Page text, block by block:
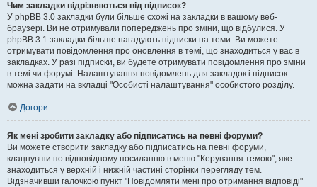
Чим закладки відрізняються від підписок?
У phpBB 3.0 закладки були більше схожі на закладки в вашому веб-
браузері. Ви не отримували попереджень про зміни, що відбулися. У
phpBB 3.1 закладки більше нагадують підписки на теми. Ви можете
отримувати повідомлення про оновлення в темі, що знаходиться у вас в
закладках. У разі підписки, ви будете отримувати повідомлення про зміни
в темі чи форумі. Налаштування повідомлень для закладок і підписок
можна задати на вкладці "Особисті налаштування" особистого розділу.
Догори
Як мені зробити закладку або підписатись на певні форуми?
Ви можете створити закладку або підписатись на певні форуми,
клацнувши по відповідному посиланню в меню "Керування темою", яке
знаходиться у верхній і нижній частині сторінки перегляду тем.
Відзначивши галочкою пункт "Повідомляти мені про отримання відповіді"